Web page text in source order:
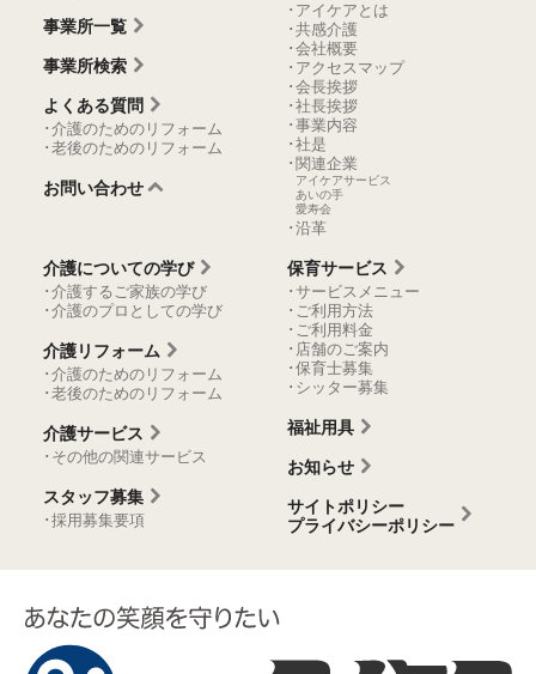
事業所一覧
事業所検索
よくある質問
･介護のためのリフォーム
･老後のためのリフォーム
お問い合わせ
･アイケアとは
･共感介護
･会社概要
･アクセスマップ
･会長挨拶
･社長挨拶
･事業内容
･社是
･関連企業
アイケアサービス
あいの手
愛寿会
･沿革
介護についての学び
･介護するご家族の学び
･介護のプロとしての学び
介護リフォーム
･介護のためのリフォーム
･老後のためのリフォーム
介護サービス
･その他の関連サービス
スタッフ募集
･採用募集要項
保育サービス
･サービスメニュー
･ご利用方法
･ご利用料金
･店舗のご案内
･保育士募集
･シッター募集
福祉用具
お知らせ
サイトポリシー
プライバシーポリシー